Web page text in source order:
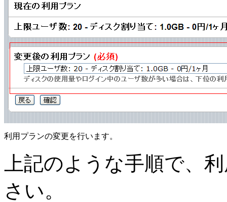
利用プランの変更を行います。
上記のような手順で、
さい。